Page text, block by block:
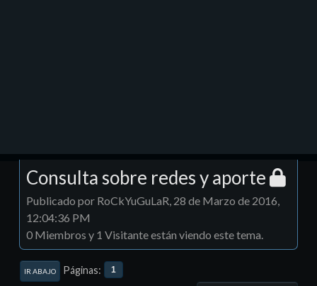
Consulta sobre redes y aporte
Publicado por RoCkYuGuLaR, 28 de Marzo de 2016,
12:04:36 PM
0 Miembros y 1 Visitante están viendo este tema.
IR ABAJO Páginas 1